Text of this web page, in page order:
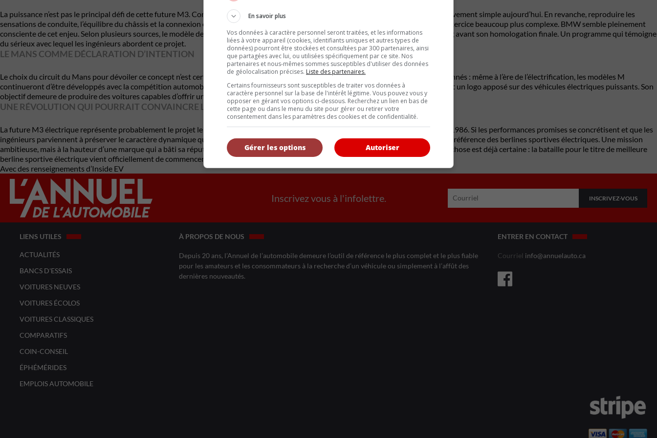
La puissance n’est pas le principal défi de cette future M3. Construire une berline électrique capable d’accélérations fulgurantes est relativement simple aujourd’hui. En revanche, reproduire les
sensations de conduite, l’équilibre du châssis et la connexion émotionnelle qui ont fait la réputation des M3 successives représente un exercice beaucoup plus complexe. BMW semble pleinement
consciente de cet enjeu. Selon plusieurs sources, le modèle devra accumuler plus de 8 000 kilomètres d’essais intensifs sur le Nürburgring avant son homologation finale. Un programme qui témoigne
du sérieux avec lequel les ingénieurs abordent ce projet.
LE MANS COMME DÉCLARATION D’INTENTION
Le choix du circuit du Mans pour dévoiler ce concept n’est certainement pas anodin. BMW souhaite envoyer un message clair aux passionnés : même à l’ère de l’électrification, les modèles M
continueront d’être développés avec la compétition automobile comme référence. La marque refuse que la lettre M devienne simplement un logo apposé sur des véhicules électriques puissants. Son
objectif demeure de produire des voitures capables d’offrir une véritable expérience de conduite sportive.
UNE RÉVOLUTION QUI POURRAIT CONVAINCRE LES PURISTES
La future M3 électrique représente probablement le projet le plus important de BMW M depuis le lancement de la première M3 E30 en 1986. Si les performances promises se concrétisent et que les
ingénieurs parviennent à préserver le caractère dynamique qui a bâti la légende du modèle, cette nouvelle génération pourrait devenir la référence des berlines sportives électriques. Une mission
ambitieuse, mais à la hauteur d’une marque qui a bâti sa réputation sur le plaisir de conduire. Le verdict final tombera en 2027, mais une chose est déjà certaine : la bataille pour le titre de meilleure
berline sportive électrique vient officiellement de commencer.
Avec des renseignements d’Inside EV
Inscrivez vous à l'infolettre.
LIENS UTILES
ACTUALITÉS
BANCS D'ESSAIS
VOITURES NEUVES
VOITURES ÉCOLOS
VOITURES CLASSIQUES
COMPARATIFS
COIN-CONSEIL
ÉPHÉMÉRIDES
EMPLOIS AUTOMOBILE
À PROPOS DE NOUS
Depuis 20 ans, l’Annuel de l’automobile demeure l’outil de référence le plus complet et le plus fiable
pour les amateurs et les consommateurs à la recherche d’un véhicule ou simplement à l’affût des
dernières nouveautés.
ENTRER EN CONTACT
Courriel info@annuelauto.ca
En savoir plus
Vos données à caractère personnel seront traitées, et les informations
liées à votre appareil (cookies, identifiants uniques et autres types de
données) pourront être stockées et consultées par 300 partenaires, ainsi
que partagées avec lui, ou utilisées spécifiquement par ce site. Nos
partenaires et nous-mêmes sommes susceptibles d'utiliser des données
de géolocalisation précises. Liste des partenaires.
Certains fournisseurs sont susceptibles de traiter vos données à
caractère personnel sur la base de l'intérêt légitime. Vous pouvez vous y
opposer en gérant vos options ci-dessous. Recherchez un lien en bas de
cette page ou dans le menu du site pour gérer ou retirer votre
consentement dans les paramètres des cookies et de confidentialité.
Autoriser
Gérer les options